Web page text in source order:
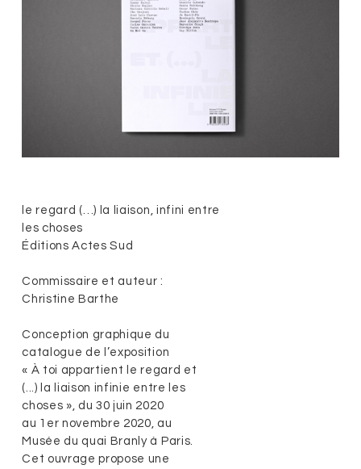
le regard (…) la liaison, infini entre
les choses
Éditions Actes Sud
Commissaire et auteur :
Christine Barthe
Conception graphique du
catalogue de l’exposition
« À toi appartient le regard et
(...) la liaison infinie entre les
choses », du 30 juin 2020
au 1er novembre 2020, au
Musée du quai Branly à Paris.
Cet ouvrage propose une